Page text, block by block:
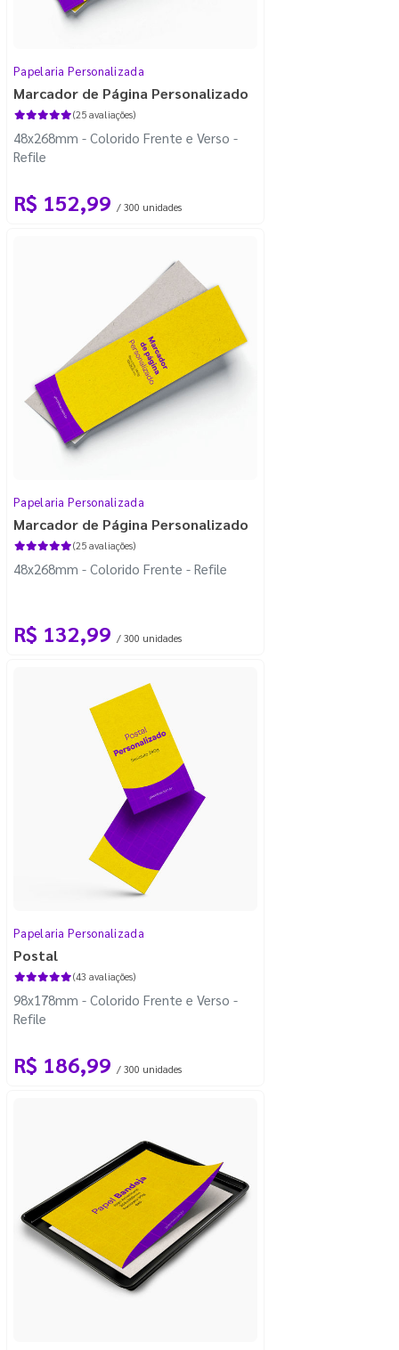
Papelaria Personalizada
Marcador de Página Personalizado
(25 avaliações)
48x268mm - Colorido Frente e Verso -
Refile
R$ 152,99 / 300 unidades
Papelaria Personalizada
Marcador de Página Personalizado
(25 avaliações)
48x268mm - Colorido Frente - Refile
R$ 132,99 / 300 unidades
Papelaria Personalizada
Postal
(43 avaliações)
98x178mm - Colorido Frente e Verso -
Refile
R$ 186,99 / 300 unidades